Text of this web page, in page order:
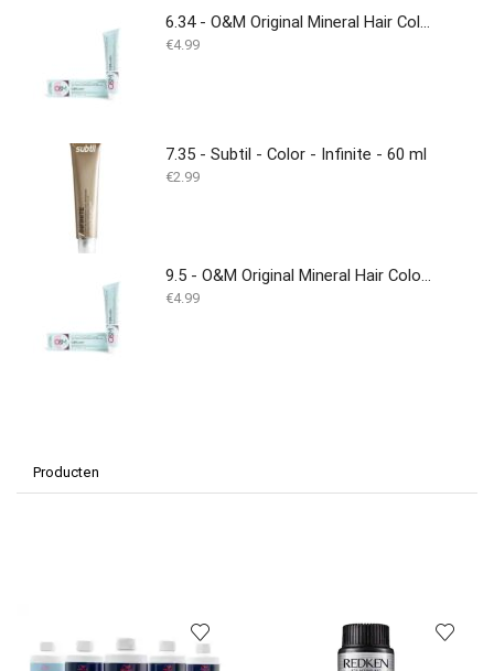
€4.99
7.35 - Subtil - Color - Infinite - 60 ml
€2.99
€4.99
Producten